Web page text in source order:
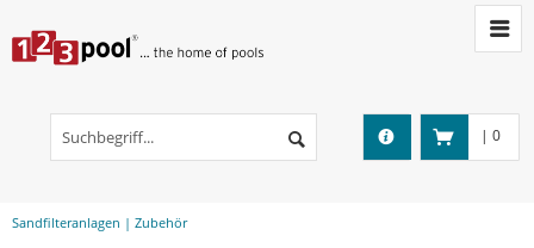
| 0
Sandfilteranlagen | Zubehör